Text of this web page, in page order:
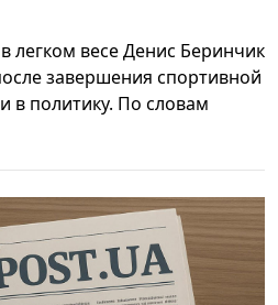
легком весе Денис Беринчик
завершения спортивной
в политику. По словам